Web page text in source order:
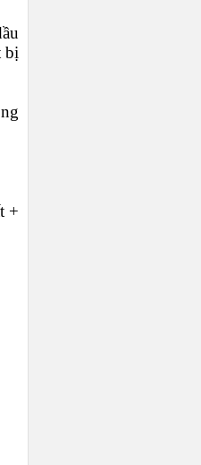
bị
+